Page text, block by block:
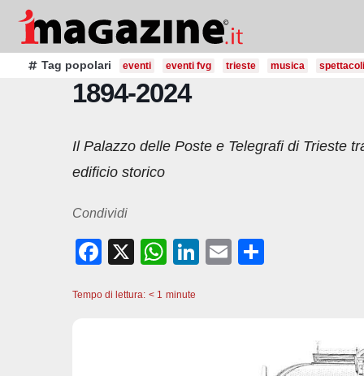
Salta
contenutoTag popolari eventi eventi fvg trieste musica spettacoli
1894-2024
Il Palazzo delle Poste e Telegrafi di Trieste
edificio storico
Condividi
F
c
X
W
at
Li
E
Tempo di lettura: < 1 minute